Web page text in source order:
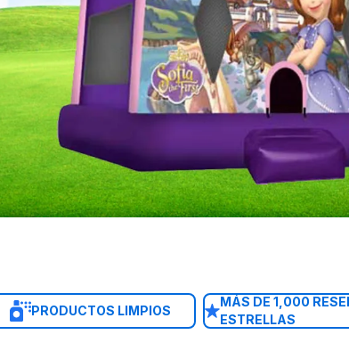
PRODUCTOS LIMPIOS
MÁS DE 1,000
ESTRELLAS